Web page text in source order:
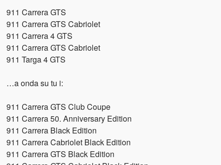
911 Carrera GTS
911 Carrera GTS Cabriolet
911 Carrera 4 GTS
911 Carrera GTS Cabriolet
911 Targa 4 GTS
…a onda su tu i:
911 Carrera GTS Club Coupe
911 Carrera 50. Anniversary Edition
911 Carrera Black Edition
911 Carrera Cabriolet Black Edition
911 Carrera GTS Black Edition